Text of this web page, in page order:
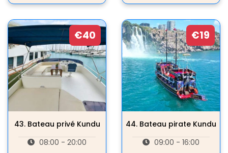
€40
43. Bateau privé Kundu
08:00 - 20:00
€19
44. Bateau pirate Kundu
09:00 - 16:00